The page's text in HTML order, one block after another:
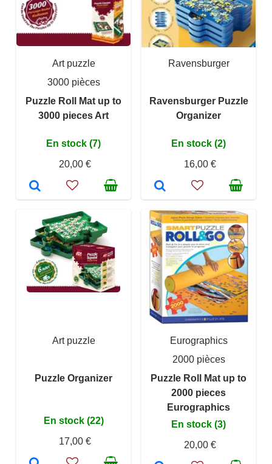
Art puzzle
3000 pièces
Puzzle Roll Mat up to
3000 pieces Art
En stock (7)
20,00 €
Ravensburger
Ravensburger Puzzle
Organizer
En stock (2)
16,00 €
Art puzzle
Puzzle Organizer
En stock (22)
17,00 €
Eurographics
2000 pièces
Puzzle Roll Mat up to
2000 pieces
Eurographics
En stock (3)
20,00 €